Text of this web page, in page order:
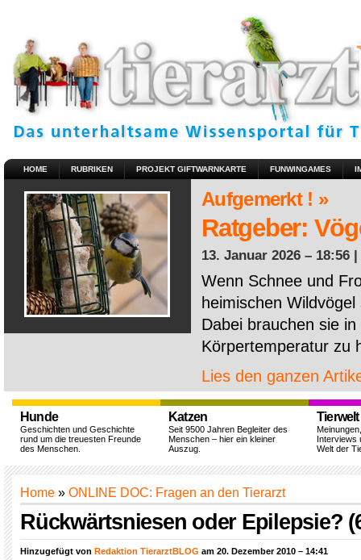
HOME RUBRIKEN PROJEKT GIFTWARNKARTE FUNWINGAMES
Aufgemerkt ! »
Ratgeber:
13. Januar 2026 – 18:56 |
Wenn Schnee und
heimischen
Dabei brauchen sie
Körpertemperatur zu
Lies den ganzen
Hunde
Geschichten und Geschichte
rund um die treuesten Freunde
des Menschen.
Katzen
Seit 9500 Jahren Begleiter des
Menschen – hier ein kleiner
Auszug.
Tierwelt
Interviews
Welt der
Home » ONLINE DOC: Fragen an den Tierarzt
Rückwärtsniesen oder Epilepsie?
Hinzugefügt von Redaktion TierarztBLOG am 20. Dezember 2010 – 14:41